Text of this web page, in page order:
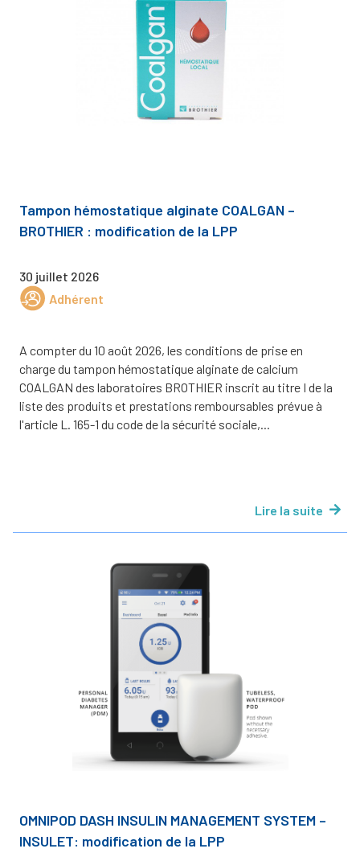
Tampon hémostatique alginate COALGAN –
BROTHIER : modification de la LPP
30 juillet 2026
Adhérent
A compter du 10 août 2026, les conditions de prise en
charge du tampon hémostatique alginate de calcium
COALGAN des laboratoires BROTHIER inscrit au titre I de la
liste des produits et prestations remboursables prévue à
l'article L. 165-1 du code de la sécurité sociale,...
Lire la suite
OMNIPOD DASH INSULIN MANAGEMENT SYSTEM –
INSULET: modification de la LPP